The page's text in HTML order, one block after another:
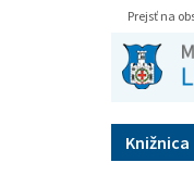
Prejsť na
Knižnica